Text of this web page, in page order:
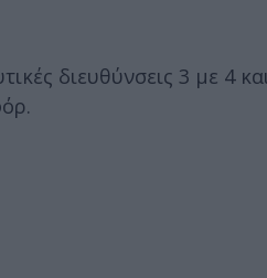
διευθύνσεις 3 με 4